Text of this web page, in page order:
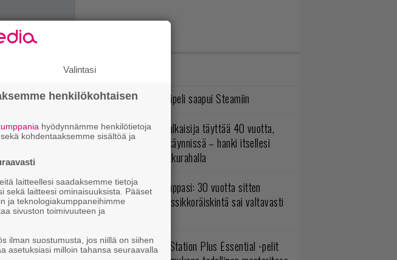
Tarkkaa
Ubisoftin hittipeli saapui Steamiin
Rakastettu julkaisija täyttää 40 vuotta,
valtavat alet käynnissä – hanki itsellesi
klassikoita pikkurahalla
No johan pomppasi: 30 vuotta sitten
ilmestynyt klassikkoräiskintä sai valtavasti
Elokuun PlayStation Plus Essential -pelit
Valintasi
henkilökohtaisen
hyödynnämme henkilötietoja
kohdentaaksemme sisältöä ja
laitteellesi saadaksemme tietoja
sekä laitteesi ominaisuuksista. Pääset
ja teknologiakumppaneihimme
sivuston toimivuuteen ja
ilman suostumusta, jos niillä on siihen
asetuksiasi milloin tahansa seuraavalla